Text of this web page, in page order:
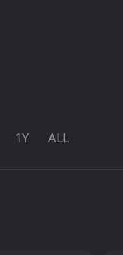
1Y ALL